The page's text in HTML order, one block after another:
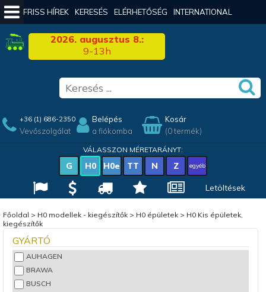
FRISS HÍREK KERESÉS ELÉRHETŐSÉG INTERNATIONAL
2026. augusztus 8.:
9-13h
+36 (1) 686-2350
Vevőszolgálat
Belépés
a fiókomba
Kosár
(0 termék)
VÁLASSZON MÉRETARÁNYT:
G H0 H0e TT N Z egyéb
Letöltések
Főoldal > H0 modellek - kiegészítők> H0 épületek> H0 Kis épületek,
kiegészítők
GYÁRTÓ
AUHAGEN
BRAWA
BUSCH